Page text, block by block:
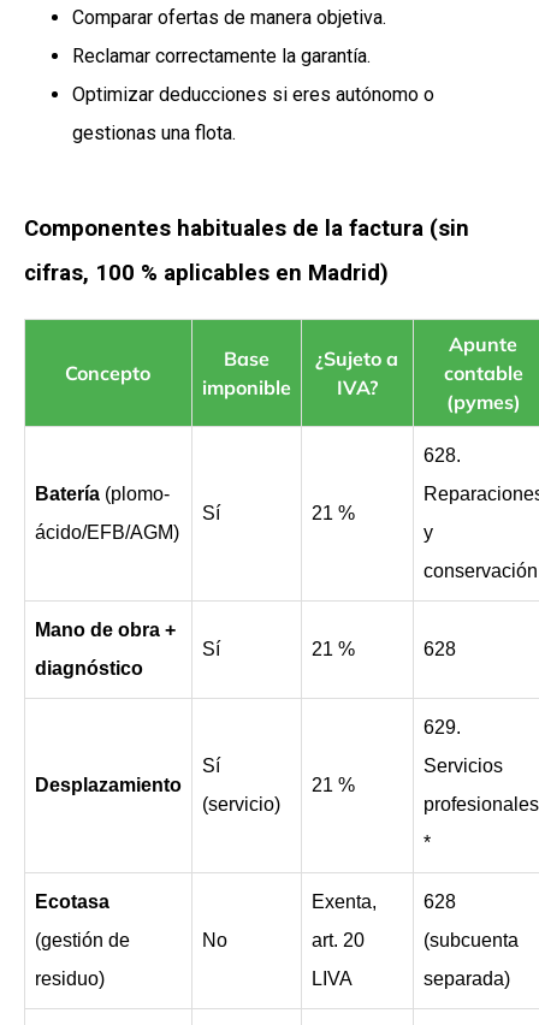
Comparar ofertas de manera objetiva.
Reclamar correctamente la garantía.
Optimizar deducciones si eres autónomo o
gestionas una flota.
Componentes habituales de la factura (sin
cifras, 100 % aplicables en Madrid)
Concepto
Base
imponible
¿Sujeto a
IVA?
Apunte
contable
(pymes)
Batería(plomo-
ácido/EFB/AGM)
Sí 21 %
628.
y
conservación
Mano de obra +
diagnóstico
Sí 21 % 628
Desplazamiento
Sí
(servicio)
21 %
629.
Servicios
profesionales
*
Ecotasa
(gestión de
residuo)
No
Exenta,
art. 20
LIVA
628
(subcuenta
separada)